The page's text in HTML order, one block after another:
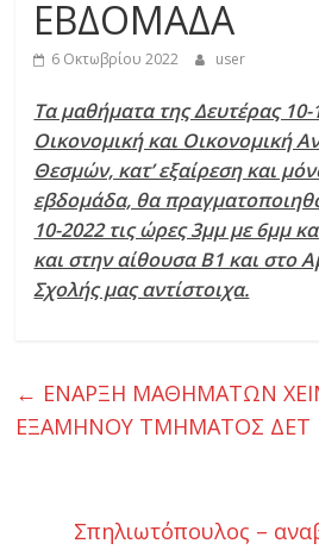
ι
ο
ι
κ
τ
ΕΒΔΟΜΑΔΑ
6 Οκτωβρίου 2022 user
Τα μαθήματα της Δευτέρας
Οικονομική και Οικονομική
Θεσμών, κατ’ εξαίρεση και
εβδομάδα, θα
10-2022 τις ώρες 3μμ με 6μμ
και στην αίθουσα Β1 και στο
Σχολής μας αντίστοιχα.
← ΕΝΑΡΞΗ ΜΑΘΗΜΑΤΩΝ
ΕΞΑΜΗΝΟΥ ΤΜΗΜΑΤΟΣ ΔΕΤ
Σπηλιωτόπουλος –